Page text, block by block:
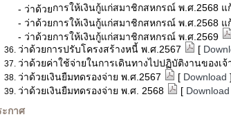
- ว่าด้วยการให้เงินกู้แก่สมาชิกสหกรณ์ พ.ศ.2568 แ
- ว่าด้วยการให้เงินกู้แก่สมาชิกสหกรณ์ พ.ศ.2568 แ
- ว่าด้วยการให้เงินกู้แก่สมาชิกสหกรณ์ พ.ศ.2569
ว่าด้วยการปรับโครงสร้างหนี้ พ.ศ.2567 [
ว่าด้วยค่าใช้จ่ายในการเดินทางไปปฏิบัติงานของเ
ว่าด้วยเงินยืมทดรองจ่าย พ.ศ.2567
[ Download ]
ว่าด้วยเงินยืมทดรองจ่าย พ.ศ. 2568
[ Download
ะกาศ